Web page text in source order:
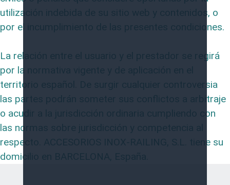
utilización indebida de su sitio web y contenidos, o
por el incumplimiento de las presentes condiciones.
La relación entre el usuario y el prestador se regirá
por la normativa vigente y de aplicación en el
territorio español. De surgir cualquier controversia
las partes podrán someter sus conflictos a arbitraje
o acudir a la jurisdicción ordinaria cumpliendo con
las normas sobre jurisdicción y competencia al
respecto. ACCESORIOS INOX-RAILING, S.L. tiene su
domicilio en BARCELONA, España.